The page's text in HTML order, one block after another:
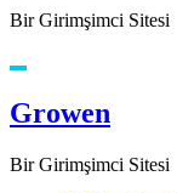
Bir Girimşimci Sitesi
Growen
Bir Girimşimci Sitesi